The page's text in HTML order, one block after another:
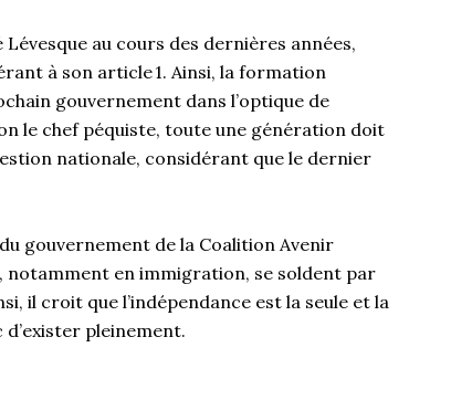
au cours des dernières années,
à son article 1. Ainsi, la formation
gouvernement dans l’optique de
le chef péquiste, toute une génération doit
nationale, considérant que le dernier
gouvernement de la Coalition Avenir
notamment en immigration, se soldent par
il croit que l’indépendance est la seule et la
pleinement.